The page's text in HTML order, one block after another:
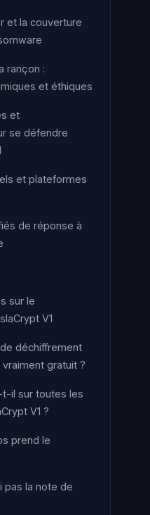
et la couverture
rançon :
et éthiques
et
se défendre
et plateformes
de réponse à
sur le
V1
déchiffrement
gratuit ?
il sur toutes les
V1 ?
prend le
pas la note de